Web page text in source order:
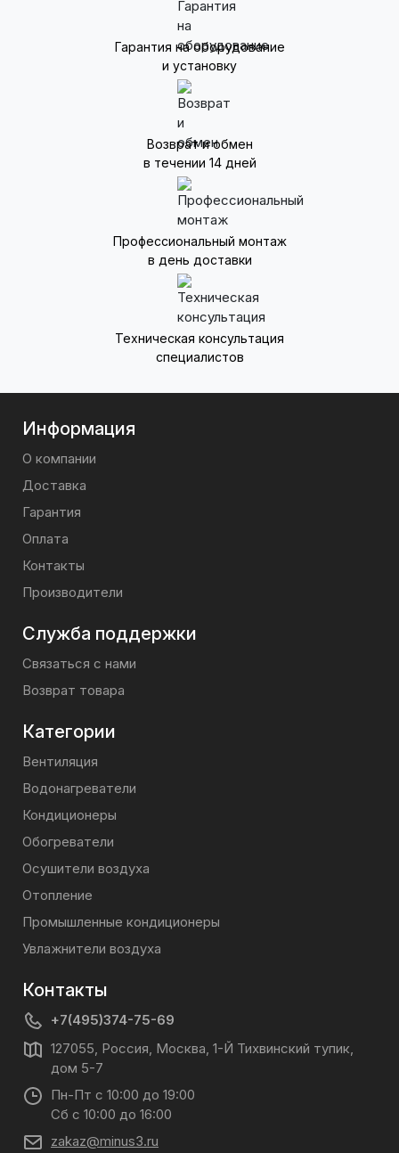
Гарантия на оборудование
и установку
Возврат и обмен
в течении 14 дней
Профессиональный монтаж
в день доставки
Техническая консультация
специалистов
Информация
О компании
Доставка
Гарантия
Оплата
Контакты
Производители
Служба поддержки
Связаться с нами
Возврат товара
Категории
Вентиляция
Водонагреватели
Кондиционеры
Обогреватели
Осушители воздуха
Отопление
Промышленные кондиционеры
Увлажнители воздуха
Контакты
+7(495)374-75-69
127055, Россия, Москва, 1-Й Тихвинский тупик,
дом 5-7
Пн-Пт с 10:00 до 19:00
Сб с 10:00 до 16:00
zakaz@minus3.ru